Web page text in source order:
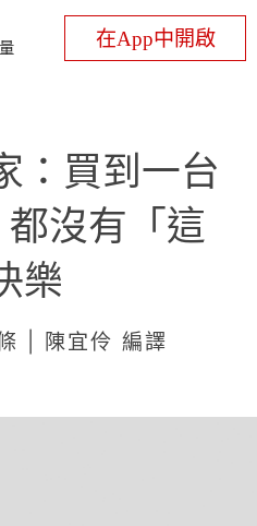
在App中開啟
：買到一台
沒有「這
樂
| 陳宜伶 編譯